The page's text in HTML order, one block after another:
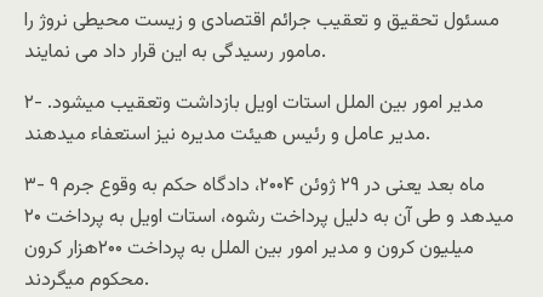
مسئول تحقیق و تعقیب جرائم اقتصادی و زیست محیطی نروژ را
مامور رسیدگی به این قرار داد می نمایند.
۲- مدیر امور بین الملل استات اویل بازداشت وتعقیب میشود.
مدیر عامل و رئیس هیئت مدیره نیز استعفاء میدهند.
۳- ۹ ماه بعد یعنی در ۲۹ ژوئن ۲۰۰۴، دادگاه حکم به وقوع جرم
میدهد و طی آن به دلیل پرداخت رشوه، استات اویل به پرداخت ۲۰
میلیون کرون و مدیر امور بین الملل به پرداخت ۲۰۰هزار کرون
محکوم میگردند.